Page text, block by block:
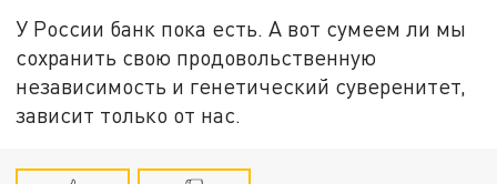
У России банк пока есть. А вот сумеем ли мы
сохранить свою продовольственную
независимость и генетический суверенитет,
зависит только от нас.